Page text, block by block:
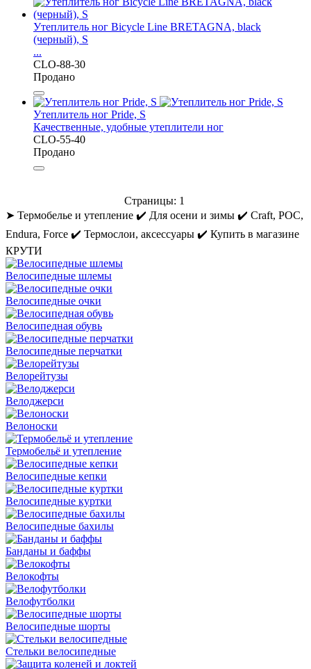
Утеплитель ног Bicycle Line BRETAGNA, black
(черный), S
...
CLO-88-30
Продано
Утеплитель ног Pride, S
Качественные, удобные утеплители ног
CLO-55-40
Продано
Страницы: 1
➤ Термобелье и утепление ✔️ Для осени и зимы ✔️ Craft, POC,
Endura, Force ✔️ Термослои, аксессуары ✔️ Купить в магазине
КРУТИ
Велосипедные шлемы
Велосипедные очки
Велосипедная обувь
Велосипедные перчатки
Велорейтузы
Велоджерси
Велоноски
Термобельё и утепление
Велосипедные кепки
Велосипедные куртки
Велосипедные бахилы
Банданы и баффы
Велокофты
Велофутболки
Велосипедные шорты
Стельки велосипедные